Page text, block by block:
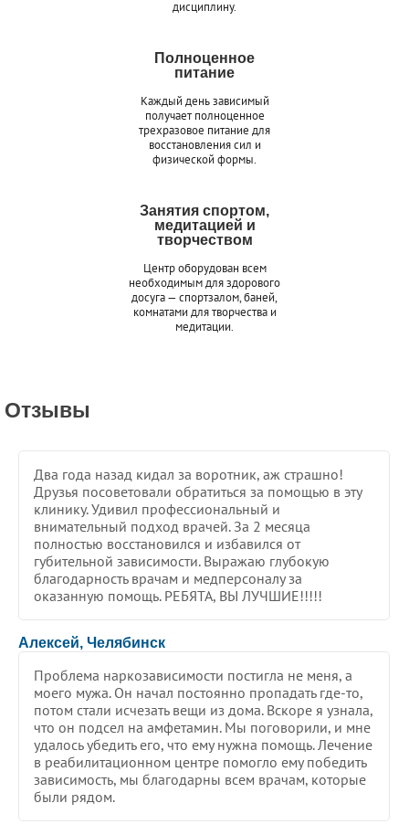
дисциплину.
Полноценное
питание
Каждый день зависимый
получает полноценное
трехразовое питание для
восстановления сил и
физической формы.
Занятия спортом,
медитацией и
творчеством
Центр оборудован всем
необходимым для здорового
досуга — спортзалом, баней,
комнатами для творчества и
медитации.
Отзывы
Два года назад кидал за воротник, аж страшно!
Друзья посоветовали обратиться за помощью в эту
клинику. Удивил профессиональный и
внимательный подход врачей. За 2 месяца
полностью восстановился и избавился от
губительной зависимости. Выражаю глубокую
благодарность врачам и медперсоналу за
оказанную помощь. РЕБЯТА, ВЫ ЛУЧШИЕ!!!!!
Алексей, Челябинск
Проблема наркозависимости постигла не меня, а
моего мужа. Он начал постоянно пропадать где-то,
потом стали исчезать вещи из дома. Вскоре я узнала,
что он подсел на амфетамин. Мы поговорили, и мне
удалось убедить его, что ему нужна помощь. Лечение
в реабилитационном центре помогло ему победить
зависимость, мы благодарны всем врачам, которые
были рядом.